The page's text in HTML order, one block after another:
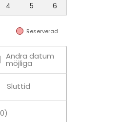
4 5 6
Reserverad
Andra datum
möjliga
Sluttid